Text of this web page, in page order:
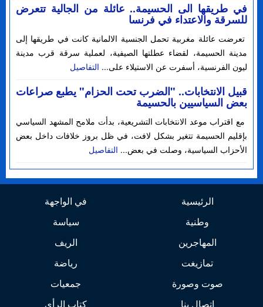
في طريقها الى الحسيمة.. عائلة من الجالية تتعرض
للسرقة والاعتداء في فرنسا
تعرضت عائلة مغربية تحمل الجنسية الالمانية كانت في طريقها إلى
مدينة الحسيمة، لقضاء عطلتها الصيفية، لعملية سرقة قرب مدينة
ليون الفرنسية، أسفرت عن الاستيلاء على... التفاصيل
قبيل الانتخابات.. "الضرب تحت الحزام" يطبع صراعات
بعض السياسيين بالحسيمة
مع اقتراب موعد الانتخابات التشريعية، بدأت ملامح المشهد السياسي
بإقليم الحسيمة تتغير بشكل لافت، في ظل بروز خلافات داخل بعض
الأحزاب السياسية، وصلت في بعض... التفاصيل
في الواجهة
الرئيسية
سياسة
وطنية
الريف
المهاجرين
رياضة
تمازيغت
جمعيات
صوت وصورة
كتاب الرأي
اتصال بنا